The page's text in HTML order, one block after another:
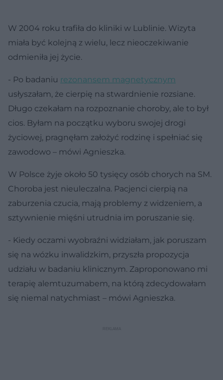
W 2004 roku trafiła do kliniki w Lublinie. Wizyta
miała być kolejną z wielu, lecz nieoczekiwanie
odmieniła jej życie.
- Po badaniu rezonansem magnetycznym
usłyszałam, że cierpię na stwardnienie rozsiane.
Długo czekałam na rozpoznanie choroby, ale to był
cios. Byłam na początku wyboru swojej drogi
życiowej, pragnęłam założyć rodzinę i spełniać się
zawodowo – mówi Agnieszka.
W Polsce żyje około 50 tysięcy osób chorych na SM.
Choroba jest nieuleczalna. Pacjenci cierpią na
zaburzenia czucia, mają problemy z widzeniem, a
sztywnienie mięśni utrudnia im poruszanie się.
- Kiedy oczami wyobraźni widziałam, jak poruszam
się na wózku inwalidzkim, przyszła propozycja
udziału w badaniu klinicznym. Zaproponowano mi
terapię alemtuzumabem, na którą zdecydowałam
się niemal natychmiast – mówi Agnieszka.